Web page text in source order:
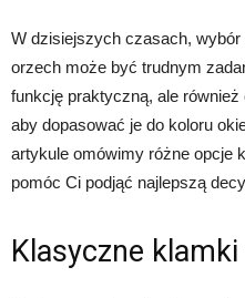
W dzisiejszych czasach,
orzech może być trudnym
funkcję praktyczną, ale
aby dopasować je do koloru
artykule omówimy różne opcje
pomóc Ci podjąć najlepszą
Klasyczne